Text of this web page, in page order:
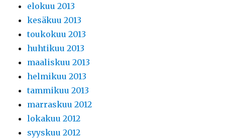
elokuu 2013
kesäkuu 2013
toukokuu 2013
huhtikuu 2013
maaliskuu 2013
helmikuu 2013
tammikuu 2013
marraskuu 2012
lokakuu 2012
syyskuu 2012